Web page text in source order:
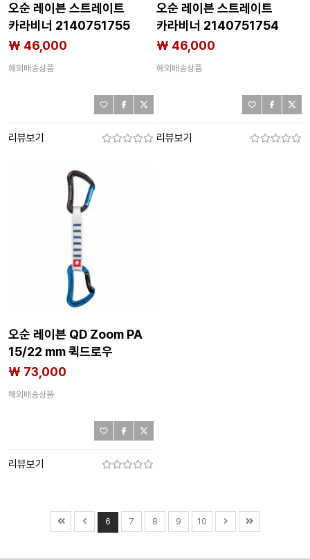
오순 레이븐 스트레이트
카라비너 2140751755
₩ 46,000
해외배송상품
리뷰보기
오순 레이븐 스트레이트
카라비너 2140751754
₩ 46,000
해외배송상품
리뷰보기
오순 레이븐 QD Zoom PA
15/22 mm 퀵드로우
2140751752
₩ 73,000
해외배송상품
리뷰보기
6 7 8 9 10